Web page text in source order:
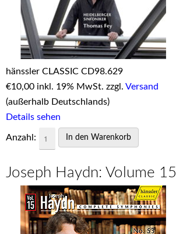
hänssler CLASSIC CD98.629
€10,00 inkl. 19% MwSt. zzgl. Versand
(außerhalb Deutschlands)
Details sehen
Anzahl:
Joseph Haydn: Volume 15